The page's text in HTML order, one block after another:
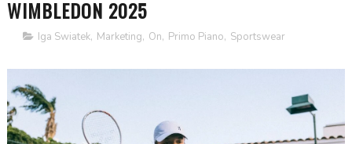
WIMBLEDON 2025
Iga Swiatek, Marketing, On, Primo Piano, Sportswear